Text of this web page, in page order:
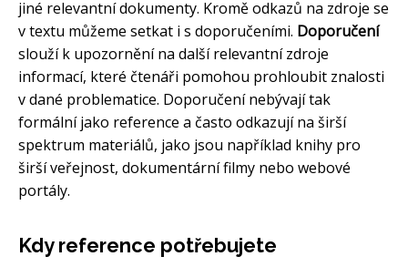
jiné relevantní dokumenty. Kromě odkazů na zdroje se
v textu můžeme setkat i s doporučeními. Doporučení
slouží k upozornění na další relevantní zdroje
informací, které čtenáři pomohou prohloubit znalosti
v dané problematice. Doporučení nebývají tak
formální jako reference a často odkazují na širší
spektrum materiálů, jako jsou například knihy pro
širší veřejnost, dokumentární filmy nebo webové
portály.
Kdy reference potřebujete